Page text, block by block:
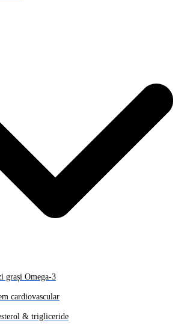
grași Omega-3
cardiovascular
& trigliceride